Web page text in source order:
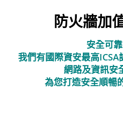
防火牆加
安全可靠
我們有國際資安最高
網路及資訊安
為您打造安全順暢